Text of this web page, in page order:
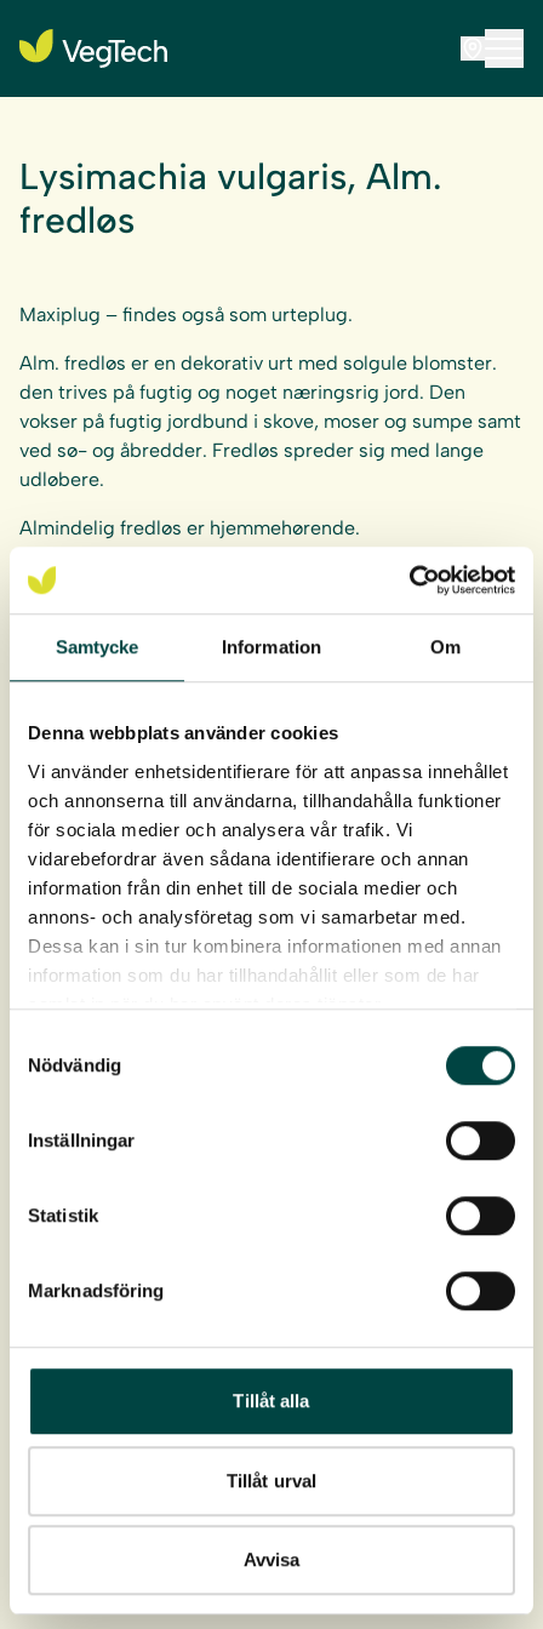
Samtycke Information Om
Denna webbplats använder cookies
Vi använder enhetsidentifierare för att anpassa innehållet
och annonserna till användarna, tillhandahålla funktioner
för sociala medier och analysera vår trafik. Vi
vidarebefordrar även sådana identifierare och annan
information från din enhet till de sociala medier och
annons- och analysföretag som vi samarbetar med.
Dessa kan i sin tur kombinera informationen med annan
information som du har tillhandahållit eller som de har
samlat in när du har använt deras tjänster.
Nödvändig
Inställningar
Statistik
Marknadsföring
Tillåt alla
Tillåt urval
Avvisa
Lysimachia vulgaris, Alm.
fredløs
Maxiplug – findes også som urteplug.
Alm. fredløs er en dekorativ urt med solgule blomster.
den trives på fugtig og noget næringsrig jord. Den
vokser på fugtig jordbund i skove, moser og sumpe samt
ved sø- og åbredder. Fredløs spreder sig med lange
udløbere.
Almindelig fredløs er hjemmehørende.
For at planterne skal trives og udvikles på bedste vis er
middelvandstanden. Se plante- og plejevejledning
3-5 planter/m²
Rodklump ca 9 × 12 cm, Rodvolum ca 1 liter.
Levering: April-oktober
50-140 cm
Placering: Fugtzone, sumpzone, strandareal